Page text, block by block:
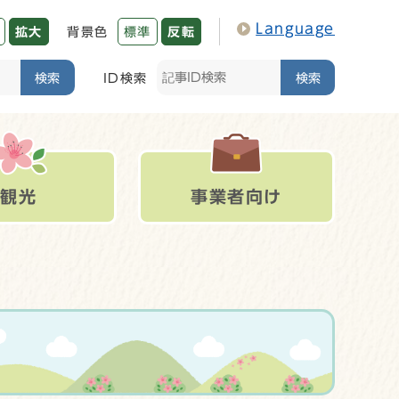
拡大 背景色 標準 反転 Language
検索 ID検索 検索
観光 事業者向け